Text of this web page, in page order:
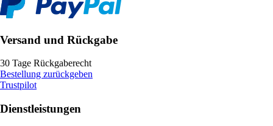
Versand und Rückgabe
30 Tage Rückgaberecht
Bestellung zurückgeben
Trustpilot
Dienstleistungen